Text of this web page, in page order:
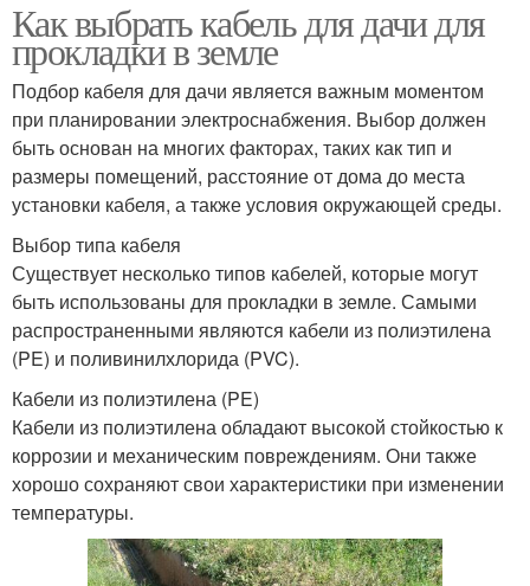
Как выбрать кабель для дачи для
прокладки в земле
Подбор кабеля для дачи является важным моментом
при планировании электроснабжения. Выбор должен
быть основан на многих факторах, таких как тип и
размеры помещений, расстояние от дома до места
установки кабеля, а также условия окружающей среды.
Выбор типа кабеля
Существует несколько типов кабелей, которые могут
быть использованы для прокладки в земле. Самыми
распространенными являются кабели из полиэтилена
(PE) и поливинилхлорида (PVC).
Кабели из полиэтилена (PE)
Кабели из полиэтилена обладают высокой стойкостью к
коррозии и механическим повреждениям. Они также
хорошо сохраняют свои характеристики при изменении
температуры.